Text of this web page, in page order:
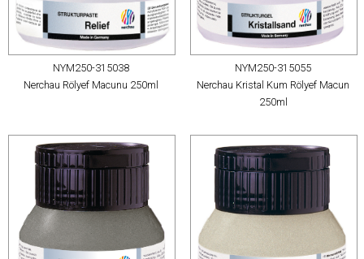
NYM250-315038
Nerchau Rölyef Macunu 250ml
NYM250-315055
Nerchau Kristal Kum Rölyef Macun
250ml